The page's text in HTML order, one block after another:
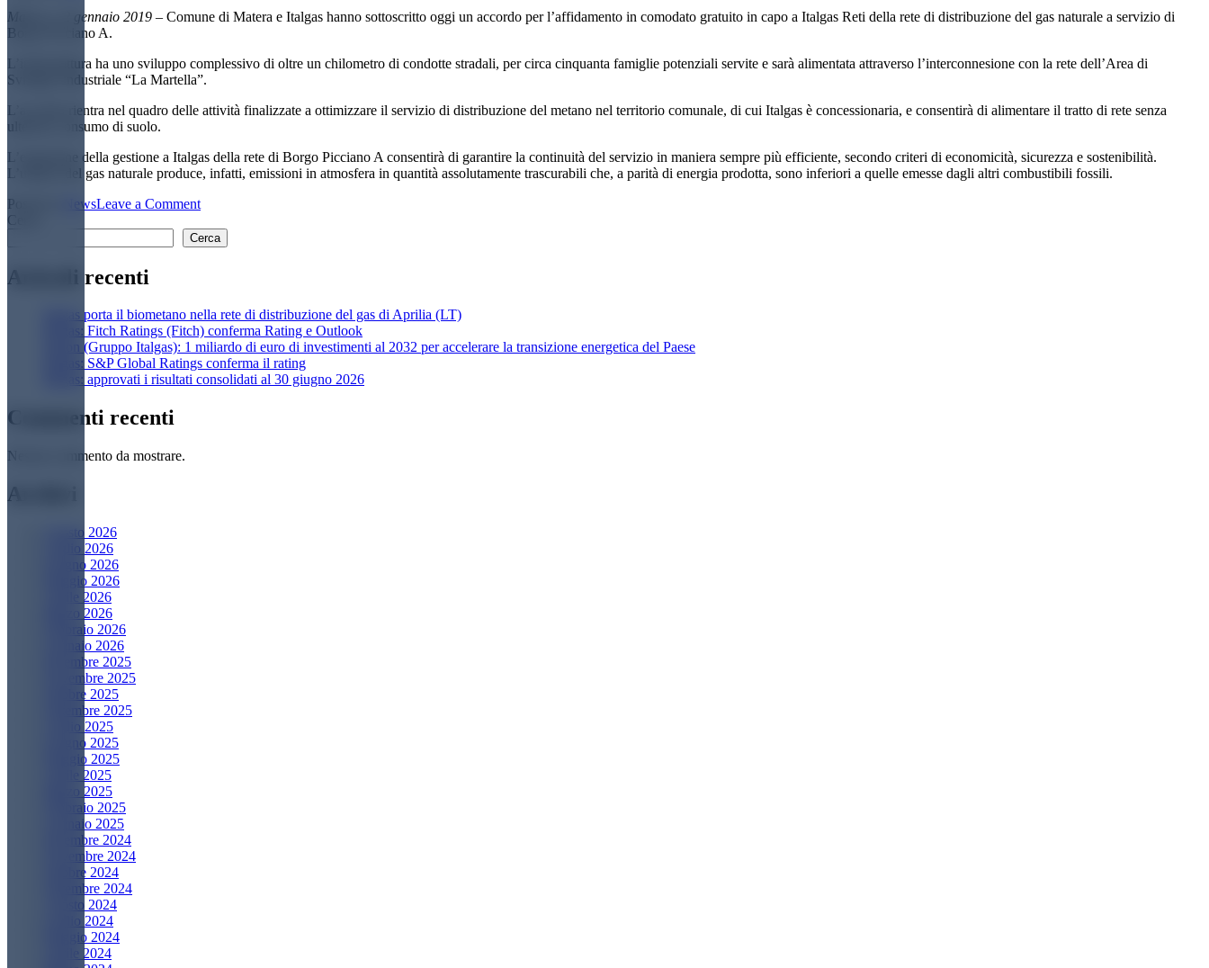
l’anno
Matera, 22 gennaio 2019 – Comune di Matera e Italgas hanno sottoscritto oggi un accordo per l’affidamento in comodato gratuito in capo a Italgas Reti della rete di distribuzione del gas naturale a servizio di
Borgo Picciano A.
L’infrastruttura ha uno sviluppo complessivo di oltre un chilometro di condotte stradali, per circa cinquanta famiglie potenziali servite e sarà alimentata attraverso l’interconnesione con la rete dell’Area di
Sviluppo Industriale “La Martella”.
L’accordo rientra nel quadro delle attività finalizzate a ottimizzare il servizio di distribuzione del metano nel territorio comunale, di cui Italgas è concessionaria, e consentirà di alimentare il tratto di rete senza
ulteriore consumo di suolo.
L’estensione della gestione a Italgas della rete di Borgo Picciano A consentirà di garantire la continuità del servizio in maniera sempre più efficiente, secondo criteri di economicità, sicurezza e sostenibilità.
L’utilizzo del gas naturale produce, infatti, emissioni in atmosfera in quantità assolutamente trascurabili che, a parità di energia prodotta, sono inferiori a quelle emesse dagli altri combustibili fossili.
Posted in
NewsLeave a Commenton
Comune
di
Italgas
la
gestione
della
rete
Cerca
Cerca
Articoli recenti
Italgas porta il biometano nella rete di distribuzione del gas di Aprilia (LT)
Italgas: Fitch Ratings (Fitch) conferma Rating e Outlook
Enaon (Gruppo Italgas): 1 miliardo di euro di investimenti al 2032 per accelerare la transizione energetica del Paese
Italgas: S&P Global Ratings conferma il rating
Italgas: approvati i risultati consolidati al 30 giugno 2026
Commenti recenti
Nessun commento da mostrare.
Archivi
Agosto 2026
Luglio 2026
Giugno 2026
Maggio 2026
Aprile 2026
Marzo 2026
Febbraio 2026
Gennaio 2026
Dicembre 2025
Novembre 2025
Ottobre 2025
Settembre 2025
Luglio 2025
Giugno 2025
Maggio 2025
Aprile 2025
Marzo 2025
Febbraio 2025
Gennaio 2025
Dicembre 2024
Novembre 2024
Ottobre 2024
Settembre 2024
Agosto 2024
Luglio 2024
Maggio 2024
Aprile 2024